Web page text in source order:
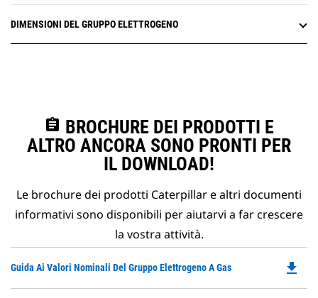
DIMENSIONI DEL GRUPPO ELETTROGENO
assignment BROCHURE DEI PRODOTTI E
ALTRO ANCORA SONO PRONTI PER
IL DOWNLOAD!
Le brochure dei prodotti Caterpillar e altri documenti
informativi sono disponibili per aiutarvi a far crescere
la vostra attività.
Guida Ai Valori Nominali Del Gruppo Elettrogeno A Gas file_download